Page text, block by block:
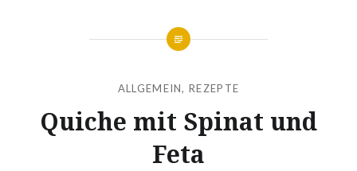
ALLGEMEIN,REZEPTE
Quiche mit Spinat und
Feta